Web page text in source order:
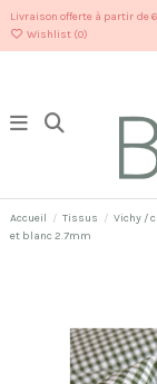
Livraison offerte à partir de
Wishlist (0)
Accueil Tissus Vichy /
et blanc 2.7mm